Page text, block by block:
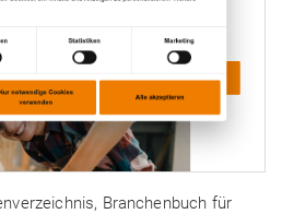
Branchenbuch für